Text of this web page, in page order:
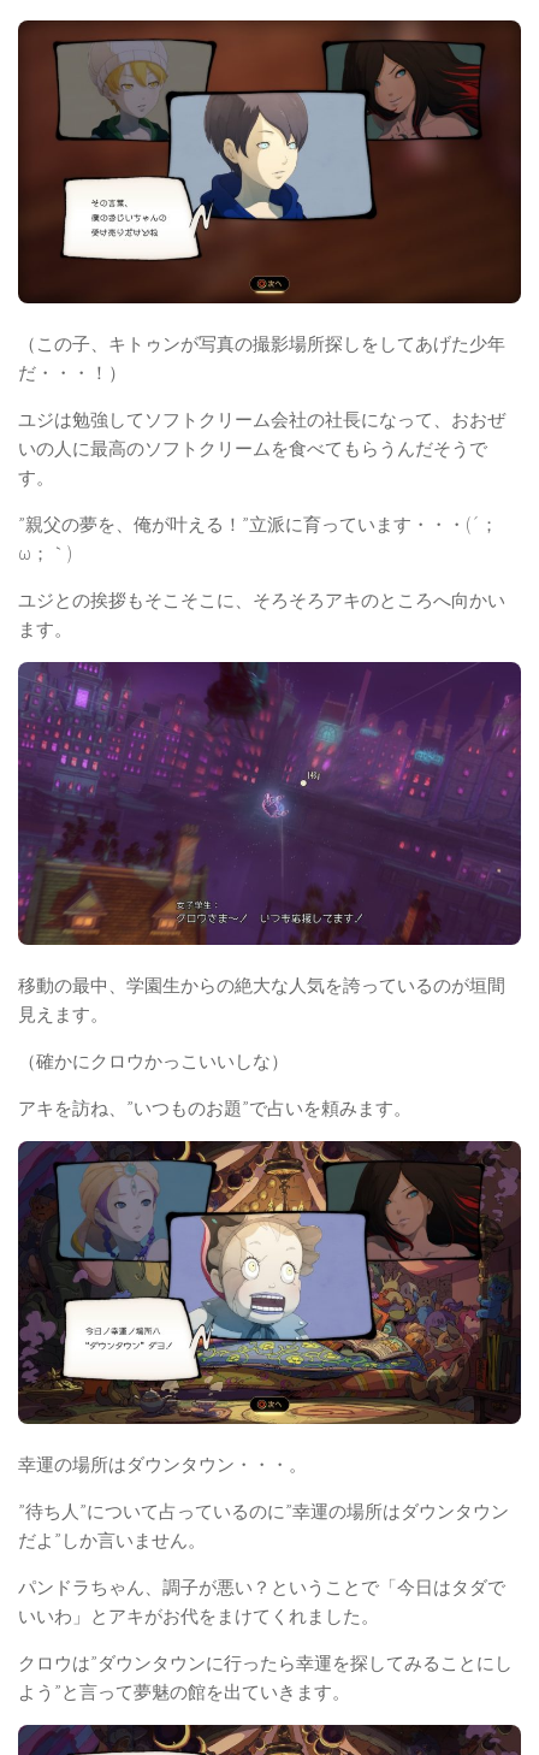
（この子、キトゥンが写真の撮影場所探しをしてあげた少年
だ・・・！）
ユジは勉強してソフトクリーム会社の社長になって、おおぜ
いの人に最高のソフトクリームを食べてもらうんだそうで
す。
”親父の夢を、俺が叶える！”立派に育っています・・・(´；
ω；｀)
ユジとの挨拶もそこそこに、そろそろアキのところへ向かい
ます。
移動の最中、学園生からの絶大な人気を誇っているのが垣間
見えます。
（確かにクロウかっこいいしな）
アキを訪ね、”いつものお題”で占いを頼みます。
幸運の場所はダウンタウン・・・。
”待ち人”について占っているのに”幸運の場所はダウンタウン
だよ”しか言いません。
パンドラちゃん、調子が悪い？ということで「今日はタダで
いいわ」とアキがお代をまけてくれました。
クロウは”ダウンタウンに行ったら幸運を探してみることにし
よう”と言って夢魅の館を出ていきます。